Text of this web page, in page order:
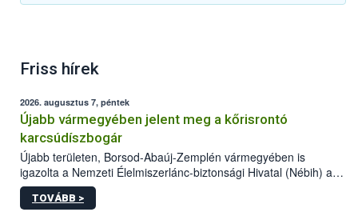
Friss hírek
2026. augusztus 7, péntek
Újabb vármegyében jelent meg a kőrisrontó
karcsúdíszbogár
Újabb területen, Borsod-Abaúj-Zemplén vármegyében is
igazolta a Nemzeti Élelmiszerlánc-biztonsági Hivatal (Nébih) a
kőrisrontó karcsúdíszbogár (Agrilus planipennis) jelenlétét. A
kártevőt nem csak színcsapdában találták meg, de már fertőzött
TOVÁBB >